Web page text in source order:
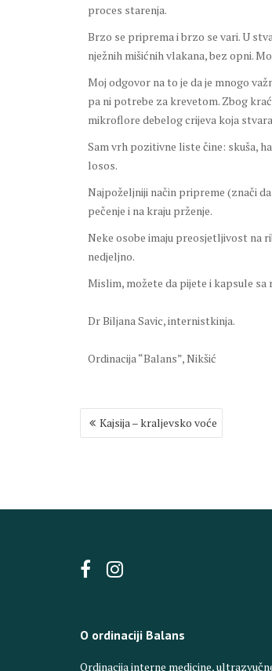
proces starenja.
Brzo se priprema i brzo se vari. U
nježnih mišićnih vlakana, bez opni.
Moj odgovor na to je da je mnogo
pa ni potrebe za krevetom. Zbog
mikroflore debelog crijeva koja
Sam vrh pozitivne liste čine: skuša,
losos.
Najpoželjniji način pripreme (znači
pečenje i na kraju prženje.
Neke osobe imaju preosjetljivost na
nedjeljno.
Mislim, možete da pijete i kapsule sa
Dr Biljana Savic, internistkinja.
Ordinacija “Balans”, Nikšić
Post
navigation
Kajsija – kraljevsko voće
O ordinaciji Balans
Ordinacija interne medicine,